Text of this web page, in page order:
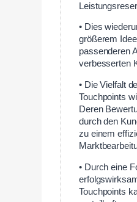
• Dies
größerem
passenderen
verbesserten
• Die Vielfalt
Touchpoints
Deren
durch den
zu einem
• Durch eine
Touchpoints